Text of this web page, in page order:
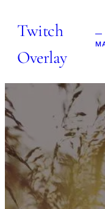
Twitch
Overlay
—